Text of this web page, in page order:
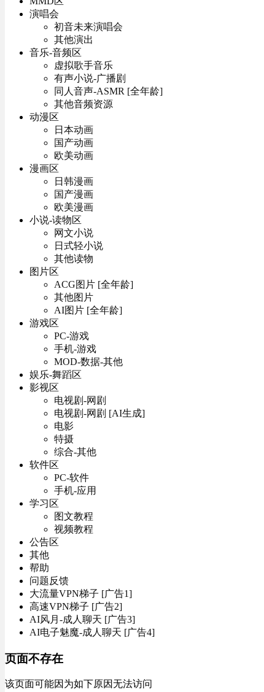
演唱会
初音未来演唱会
其他演出
音乐-音频区
虚拟歌手音乐
有声小说-广播剧
同人音声-ASMR [全年龄]
其他音频资源
动漫区
日本动画
国产动画
欧美动画
漫画区
日韩漫画
国产漫画
欧美漫画
小说-读物区
网文小说
日式轻小说
其他读物
图片区
ACG图片 [全年龄]
其他图片
AI图片 [全年龄]
游戏区
PC-游戏
手机-游戏
MOD-数据-其他
娱乐-舞蹈区
影视区
电视剧-网剧
电视剧-网剧 [AI生成]
电影
特摄
综合-其他
软件区
PC-软件
手机-应用
学习区
图文教程
视频教程
公告区
其他
帮助
问题反馈
大流量VPN梯子 [广告1]
高速VPN梯子 [广告2]
AI风月-成人聊天 [广告3]
AI电子魅魔-成人聊天 [广告4]
页面不存在
该页面可能因为如下原因无法访问